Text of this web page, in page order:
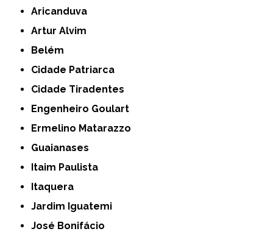
Aricanduva
Artur Alvim
Belém
Cidade Patriarca
Cidade Tiradentes
Engenheiro Goulart
Ermelino Matarazzo
Guaianases
Itaim Paulista
Itaquera
Jardim Iguatemi
José Bonifácio